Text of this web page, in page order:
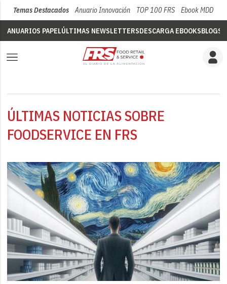
Temas Destacados Anuario Innovación TOP 100 FRS Ebook MDD
ANUARIOS PAPELÚLTIMAS NEWSLETTERSDESCARGA EBOOKSBLOGS
ÚLTIMAS NOTICIAS SOBRE
FOODSERVICE EN FRS